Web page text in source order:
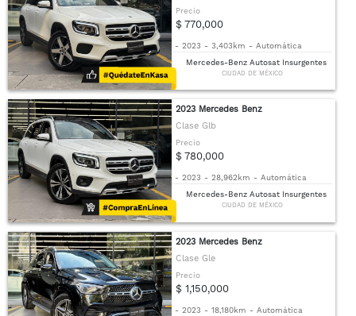
Precio
$ 770,000
- 2023 - 3,403km - Automática
Mercedes-Benz Autosat Insurgentes
CIUDAD DE MÉXICO
2023 Mercedes Benz
Clase Glb
Precio
$ 780,000
- 2023 - 28,962km - Automática
Mercedes-Benz Autosat Insurgentes
CIUDAD DE MÉXICO
2023 Mercedes Benz
Clase Gle
Precio
$ 1,150,000
- 2023 - 18,180km - Automática